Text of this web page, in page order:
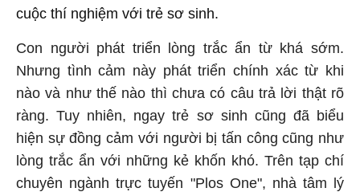
cuộc thí nghiệm với trẻ sơ sinh.
Con người phát triển lòng trắc ẩn từ khá sớm.
Nhưng tình cảm này phát triển chính xác từ khi
nào và như thế nào thì chưa có câu trả lời thật rõ
ràng. Tuy nhiên, ngay trẻ sơ sinh cũng đã biểu
hiện sự đồng cảm với người bị tấn công cũng như
lòng trắc ẩn với những kẻ khốn khó. Trên tạp chí
chuyên ngành trực tuyến "Plos One", nhà tâm lý